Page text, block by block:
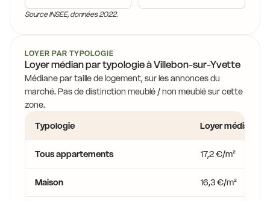
15,9 €
13,9 €
15,9 €
Source INSEE, données 2022.
LOYER PAR TYPOLOGIE
Loyer médian par typologie à Villebon-sur-Yvette
Médiane par taille de logement, sur les annonces du
marché. Pas de distinction meublé / non meublé sur cette
zone.
Typologie
Loyer médian
Tous appartements 17,2 €/m²
Maison 16,3 €/m²